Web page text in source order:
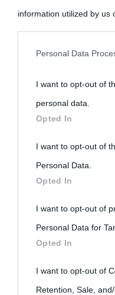
information utilized by us
third parties prior to your
personal information by
downstream participants.
This information may
on the IAB’s List of
disclose it to other third
Please note that this
services and may gather
not limited to your visit or
grant or deny consent to
use your data for below
Personal Data
I want to opt-out of
personal data.
Opted In
I want to opt-out of
Personal Data.
Opted In
I want to opt-out of
Personal Data for
Opted In
I want to opt-out of
Retention, Sale,